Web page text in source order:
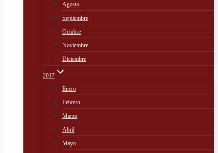
Agosto
Septiembre
Octubre
Noviembre
Diciembre
2017
Enero
Febrero
Marzo
Abril
Mayo